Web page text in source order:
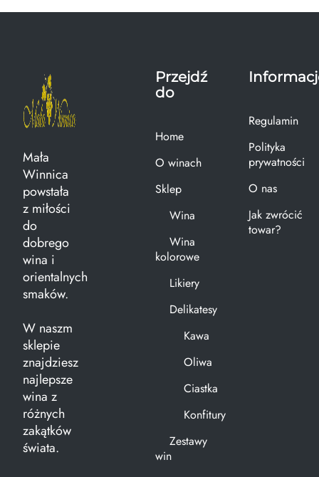
Mała
Winnica
powstała
z miłości
do
dobrego
wina i
orientalnych
smaków.
W naszm
sklepie
znajdziesz
najlepsze
wina z
różnych
zakątków
świata.
Przejdź
do
Home
O winach
Sklep
Wina
Wina
kolorowe
Likiery
Delikatesy
Kawa
Oliwa
Ciastka
Konfitury
Zestawy
win
Regulamin
Polityka
prywatności
O nas
Jak zwrócić
towar?